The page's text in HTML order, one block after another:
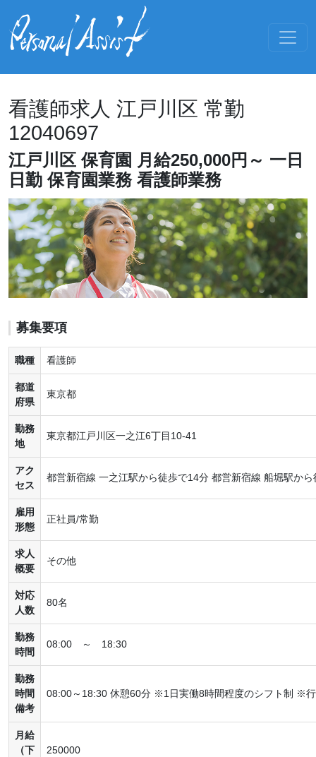
看護師求人 江戸川区 常勤
12040697
江戸川区 保育園 月給250,000円～ 一日
日勤 保育園業務 看護師業務
募集要項
職種 看護師
都道
府県
東京都
勤務
地
東京都江戸川区一之江6丁目10-41
アク
セス
都営新宿線 一之江駅から徒歩で14分 都営新宿線 船堀駅か
雇用
形態
正社員/常勤
求人
概要
その他
対応
人数
80名
勤務
時間
08:00 ～ 18:30
勤務
時間
備考
08:00～18:30 休憩60分 ※1日実働8時間程度のシフト制 ※
月給
（下
250000